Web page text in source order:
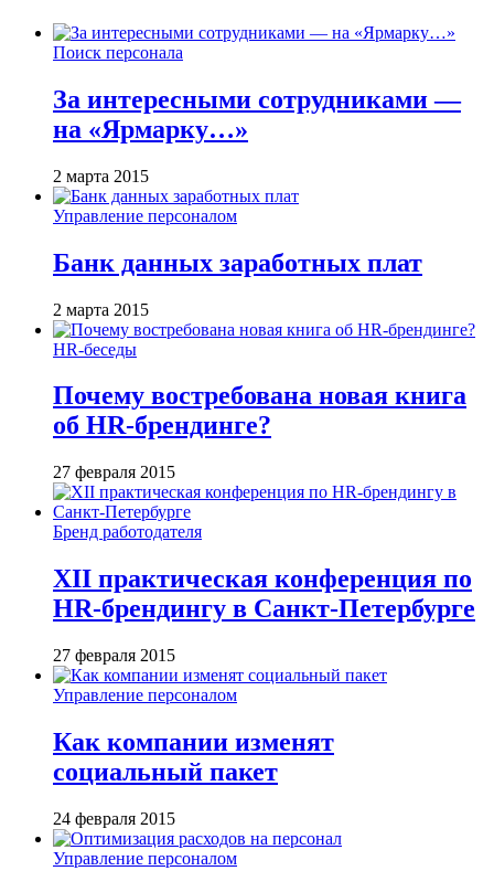
Поиск персонала
За интересными сотрудниками —
на «Ярмарку…»
2 марта 2015
Управление персоналом
Банк данных заработных плат
2 марта 2015
HR-беседы
Почему востребована новая книга
об HR-брендинге?
27 февраля 2015
Бренд работодателя
XII практическая конференция по
HR-брендингу в Санкт-Петербурге
27 февраля 2015
Управление персоналом
Как компании изменят
социальный пакет
24 февраля 2015
Управление персоналом